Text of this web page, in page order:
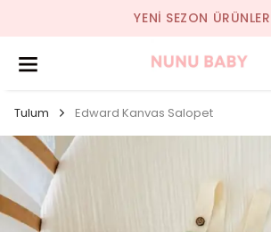
YENI SEZON ÜRÜNLER
Tulum Edward Kanvas Salopet